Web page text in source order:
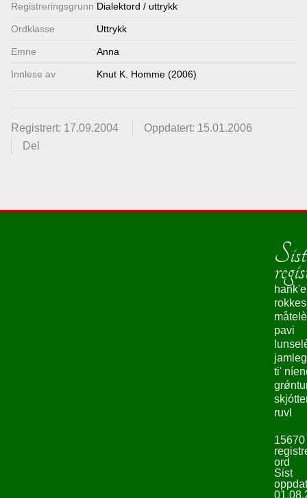
Registrerings­grunn Dialektord / uttrykk
Ordklasse Uttrykk
Emne Anna
Innlese av Knut K. Homme (2006)
Registrert: 17.09.2004
Oppdatert: 15.01.2006
Del
hank'e
pavi
ti'
ruvl
15670
ord
Sist